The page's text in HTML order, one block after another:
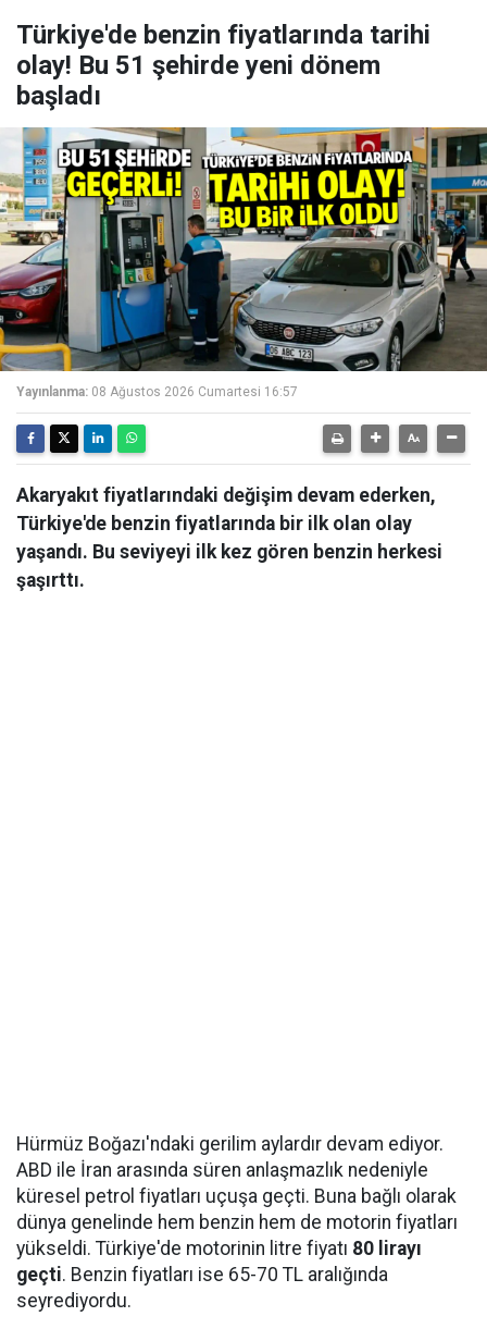
Türkiye'de benzin fiyatlarında tarihi
olay! Bu 51 şehirde yeni dönem
başladı
Yayınlanma: 08 Ağustos 2026 Cumartesi 16:57
Akaryakıt fiyatlarındaki değişim devam ederken,
Türkiye'de benzin fiyatlarında bir ilk olan olay
yaşandı. Bu seviyeyi ilk kez gören benzin herkesi
şaşırttı.
Hürmüz Boğazı'ndaki gerilim aylardır devam ediyor.
ABD ile İran arasında süren anlaşmazlık nedeniyle
küresel petrol fiyatları uçuşa geçti. Buna bağlı olarak
dünya genelinde hem benzin hem de motorin fiyatları
yükseldi. Türkiye'de motorinin litre fiyatı 80 lirayı
geçti. Benzin fiyatları ise 65-70 TL aralığında
seyrediyordu.